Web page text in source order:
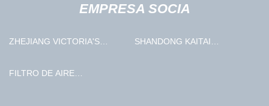
EMPRESA SOCIA
ZHEJIANG VICTORIA'S
LIMITADO.
SHANDONG KAITAI
FILTRO DE AIRE